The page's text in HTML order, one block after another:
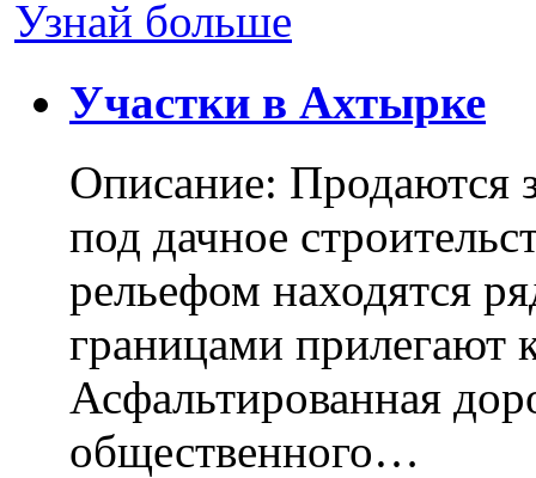
Узнай больше
Участки в Ахтырке
Описание: Продаются
под дачное
рельефом находятся
границами прилегают
Асфальтированная
общественного…